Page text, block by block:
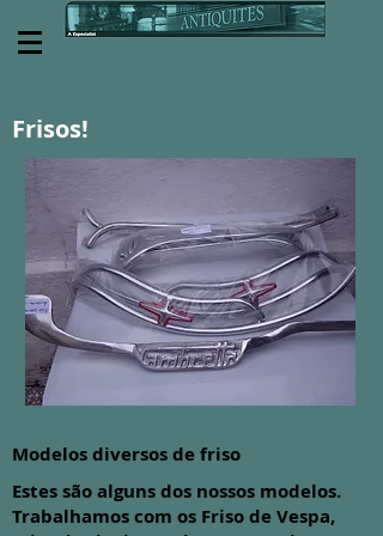
Frisos!
Modelos diversos de friso
Estes são alguns dos nossos modelos.
Trabalhamos com os Friso de Vespa,